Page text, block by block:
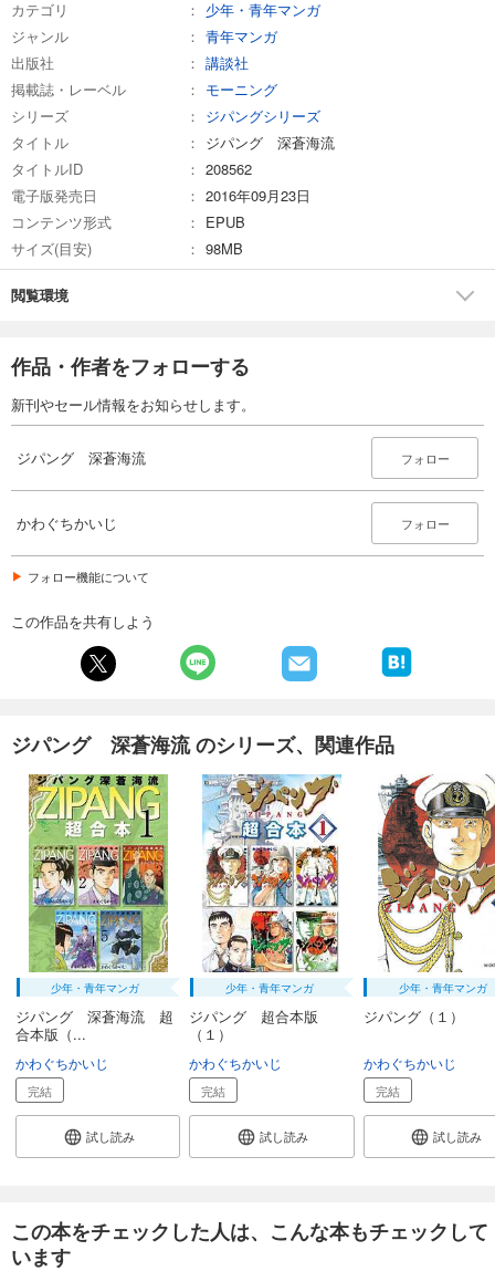
カテゴリ
少年・青年マンガ
ジャンル
青年マンガ
出版社
講談社
掲載誌・レーベル
モーニング
シリーズ
ジパングシリーズ
タイトル
ジパング 深蒼海流
タイトルID
208562
電子版発売日
2016年09月23日
コンテンツ形式
EPUB
サイズ(目安)
98MB
閲覧環境
作品・作者をフォローする
新刊やセール情報をお知らせします。
ジパング 深蒼海流 フォロー
かわぐちかいじ フォロー
フォロー機能について
この作品を共有しよう
ジパング 深蒼海流 のシリーズ、関連作品
少年・青年マンガ
ジパング 深蒼海流 超
合本版（...
かわぐちかいじ
完結
試し読み
少年・青年マンガ
ジパング 超合本版
（１）
かわぐちかいじ
完結
試し読み
少年・青年マンガ
ジパング（１）
かわぐちかいじ
完結
試し読み
この本をチェックした人は、こんな本もチェックして
います